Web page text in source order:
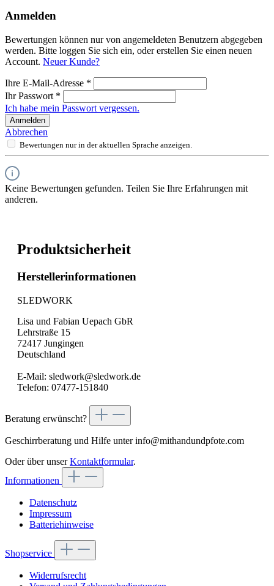
Anmelden
Bewertungen können nur von angemeldeten Benutzern abgegeben
werden. Bitte loggen Sie sich ein, oder erstellen Sie einen neuen
Account. Neuer Kunde?
Ihre E-Mail-Adresse *
Ihr Passwort *
Ich habe mein Passwort vergessen.
Anmelden
Abbrechen
Bewertungen nur in der aktuellen Sprache anzeigen.
Keine Bewertungen gefunden. Teilen Sie Ihre Erfahrungen mit
anderen.
Produktsicherheit
Herstellerinformationen
SLEDWORK
Lisa und Fabian Uepach GbR
Lehrstraße 15
72417 Jungingen
Deutschland
E-Mail: sledwork@sledwork.de
Telefon: 07477-151840
Beratung erwünscht?
Geschirrberatung und Hilfe unter info@mithandundpfote.com
Oder über unserKontaktformular.
Informationen
Datenschutz
Impressum
Batteriehinweise
Shopservice
Widerrufsrecht